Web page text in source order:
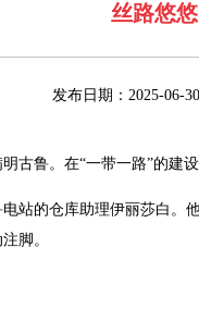
丝路悠
发布日期：2025-
古鲁。在“一带一路”的建
站的仓库助理伊丽莎白。
脚。